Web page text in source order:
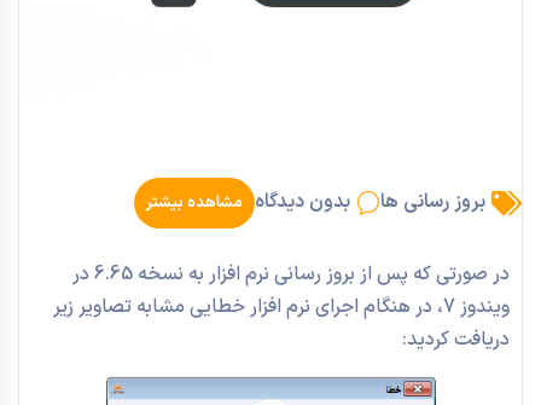
بروز رسانی ها بدون دیدگاه مشاهده بیشتر
در صورتی که پس از بروز رسانی نرم افزار به نسخه 6.65 در
ویندوز 7، در هنگام اجرای نرم افزار خطایی مشابه تصاویر زیر
دریافت کردید: